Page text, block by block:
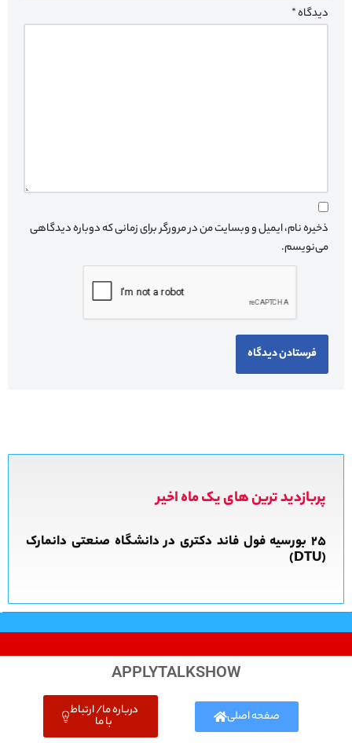
دیدگاه*
ذخیره نام، ایمیل و وبسایت من در مرورگر برای زمانی که دوباره دیدگاهی
می‌نویسم.
پربازدید ترین های یک ماه اخیر
APPLYTALKSHOW
صفحه اصلی درباره ما/ ارتباط
با ما